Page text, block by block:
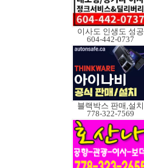
이사도 인생도 성공
604-442-0737
블랙박스 판매,설치
778-322-7569